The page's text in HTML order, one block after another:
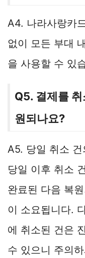
A4. 나라사랑카
없이 모든 부대
을 사용할 수 있
Q5. 결제를
원되나요?
A5. 당일 취소
당일 이후 취소
완료된 다음 복
이 소요됩니다.
에 취소된 건은
수 있으니 주의